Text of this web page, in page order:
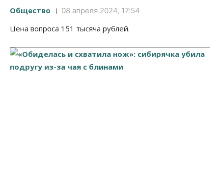
Общество 08 апреля 2024, 17:54
Цена вопроса 151 тысяча рублей.